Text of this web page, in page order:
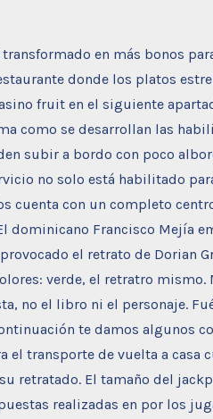
en más bonos
donde los platos
fruit en el siguiente
como se desarrollan las
subir a bordo con poco
no solo está habilitado
cuenta con un completo
dominicano Francisco Mejía
el retrato de Dorian
verde, el retratro mismo.
no el libro ni el personaje.
te damos algunos
transporte de vuelta a casa
retratado. El tamaño del
realizadas en por los